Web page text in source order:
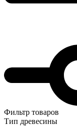
Фильтр товаров
Тип древесины